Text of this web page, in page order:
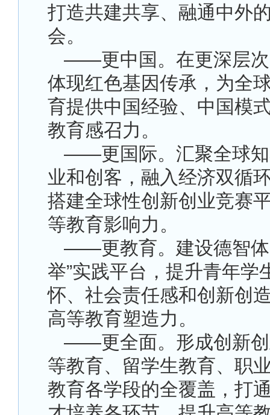
打造共建共享、融通中外
会。
——更中国。在更深层次
体现红色基因传承，为全
育提供中国经验、中国模
教育感召力。
——更国际。汇聚全球知
业和创客，融入经济双循
搭建全球性创新创业竞赛
等教育影响力。
——更教育。建设德智体
举”实践平台，提升青年学
怀、社会责任感和创新创
高等教育塑造力。
——更全面。形成创新创
等教育、留学生教育、职
教育各学段的全覆盖，打